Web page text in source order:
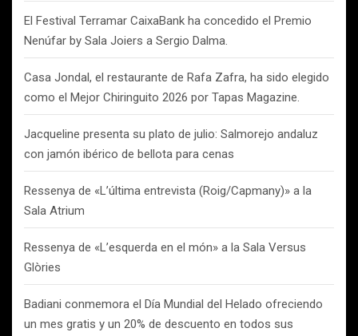
El Festival Terramar CaixaBank ha concedido el Premio
Nenúfar by Sala Joiers a Sergio Dalma.
Casa Jondal, el restaurante de Rafa Zafra, ha sido elegido
como el Mejor Chiringuito 2026 por Tapas Magazine.
Jacqueline presenta su plato de julio: Salmorejo andaluz
con jamón ibérico de bellota para cenas
Ressenya de «L’última entrevista (Roig/Capmany)» a la
Sala Atrium
Ressenya de «L’esquerda en el món» a la Sala Versus
Glòries
Badiani conmemora el Día Mundial del Helado ofreciendo
un mes gratis y un 20% de descuento en todos sus